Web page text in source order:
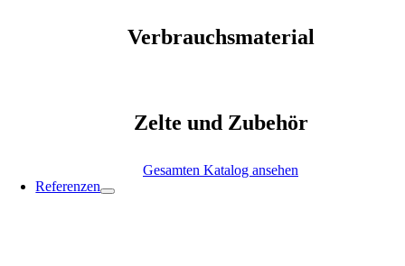
Verbrauchsmaterial
Zelte und Zubehör
Gesamten Katalog ansehen
Referenzen